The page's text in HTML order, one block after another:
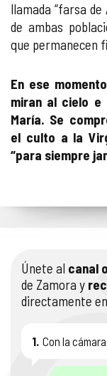
llamada “farsa de
de ambas
que permanecen
En ese
miran al cielo e
María. Se
el culto a la
“para siempre
Únete al canal
de Zamora y
directamente
1. Con la